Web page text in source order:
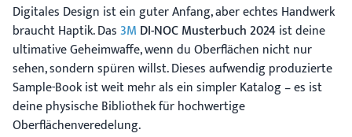
Digitales Design ist ein guter Anfang, aber echtes Handwerk
braucht Haptik. Das3M DI-NOC Musterbuch 2024ist deine
ultimative Geheimwaffe, wenn du Oberflächen nicht nur
sehen, sondern spüren willst. Dieses aufwendig produzierte
Sample-Book ist weit mehr als ein simpler Katalog – es ist
deine physische Bibliothek für hochwertige
Oberflächenveredelung.